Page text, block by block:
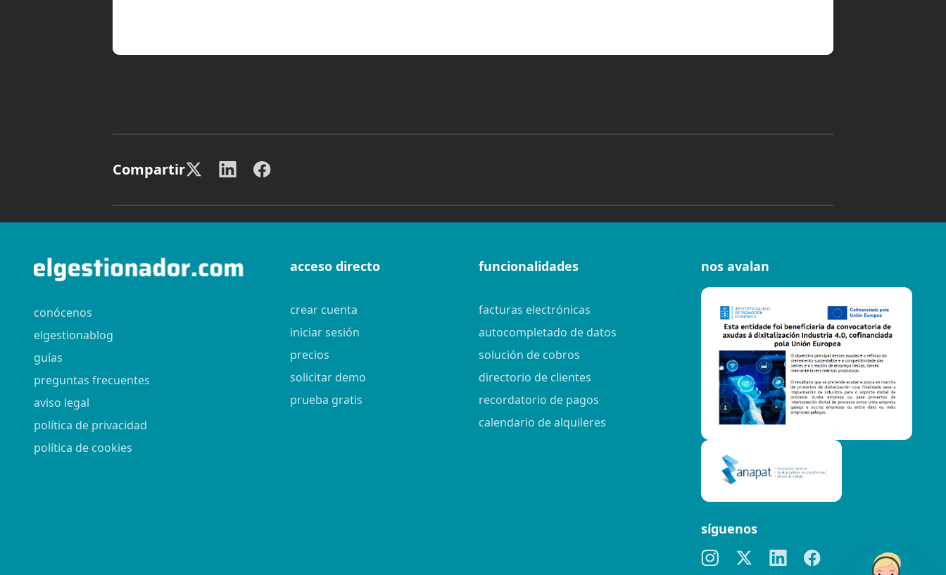
Compartir
conócenos
elgestionablog
guías
preguntas frecuentes
aviso legal
política de privacidad
política de cookies
acceso directo
crear cuenta
iniciar sesión
precios
solicitar demo
prueba gratis
funcionalidades
facturas electrónicas
autocompletado de datos
solución de cobros
directorio de clientes
recordatorio de pagos
calendario de alquileres
nos avalan
síguenos